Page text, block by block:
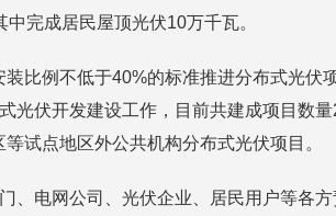
完成居民屋顶光伏10万千瓦。
比例不低于40%的标准推进分布式光
伏开发建设工作，目前共建成项目数
试点地区外公共机构分布式光伏项目。
电网公司、光伏企业、居民用户等各